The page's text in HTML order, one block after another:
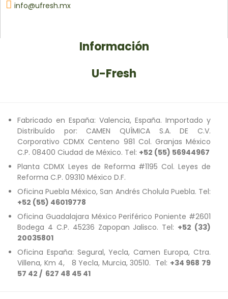
info@ufresh.mx
Información
U-Fresh
Fabricado en España: Valencia, España. Importado y
Distribuído por: CAMEN QUÍMICA S.A. DE C.V.
Corporativo CDMX Centeno 981 Col. Granjas México
C.P. 08400 Ciudad de México. Tel: +52 (55) 56944967
Planta CDMX Leyes de Reforma #1195 Col. Leyes de
Reforma C.P. 09310 México D.F.
Oficina Puebla México, San Andrés Cholula Puebla. Tel:
+52 (55) 46019778
Oficina Guadalajara México Periférico Poniente #2601
Bodega 4 C.P. 45236 Zapopan Jalisco. Tel: +52 (33)
20035801
Oficina España: Segural, Yecla, Camen Europa, Ctra.
Villena, Km 4, 8 Yecla, Murcia, 30510. Tel: +34 968 79
57 42 / 627 48 45 41